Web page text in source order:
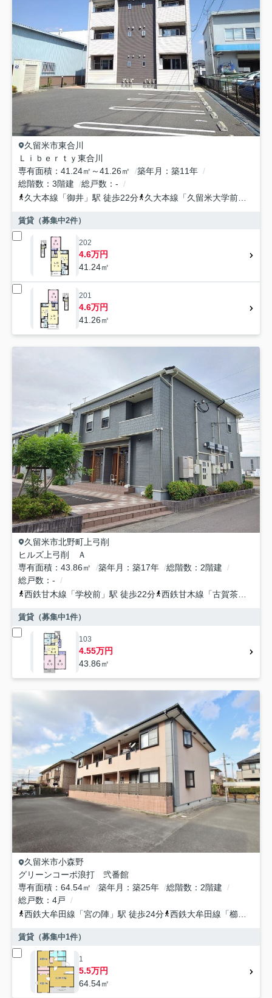
久留米市東合川
Ｌｉｂｅｒｔｙ東合川
専有面積
41.24㎡～41.26㎡ 築年月
築11年
総階数
3階建 総戸数
-
久大本線 「御井 」駅 徒歩22分 久大本線 「久留米大学前
賃貸（募集中2件）
202
4.6万円
41.24㎡
201
4.6万円
41.26㎡
久留米市北野町上弓削
ヒルズ上弓削 Ａ
専有面積
43.86㎡ 築年月 築17年 総階数
2階建
総戸数
-
西鉄甘木線 「学校前 」駅 徒歩22分 西鉄甘木線 「古賀茶屋
賃貸（募集中1件）
103
4.55万円
43.86㎡
久留米市小森野
グリーンコーポ浪打 弐番館
専有面積
64.54㎡ 築年月 築25年 総階数
2階建
総戸数
4戸
西鉄大牟田線 「宮の陣 」駅 徒歩24分 西鉄大牟田線 「櫛原
賃貸（募集中1件）
1
5.5万円
64.54㎡